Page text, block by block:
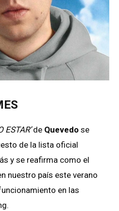
ESTAR’de Quevedo se
de la lista oficial
y se reafirma como el
nuestro país este verano
en las